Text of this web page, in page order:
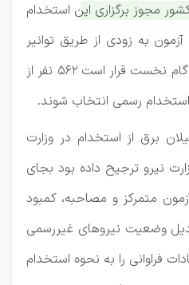
مجوز برگزاری این استخدام
به زودی از طریق توانیر
اطلاع رسانی خواهد شد. در گام نخست قرار است ۵۶۲ نفر از
رسمی انتخاب شوند.
برق از استخدام در وزارت
نیرو ترجیح داده بود بجای
متمرکز و مصاحبه، کمبود
وضعیت نیرو‌های غیررسمی
فراوانی را به نحوه استخدام